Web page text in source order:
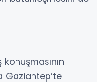
Gaziantep’te